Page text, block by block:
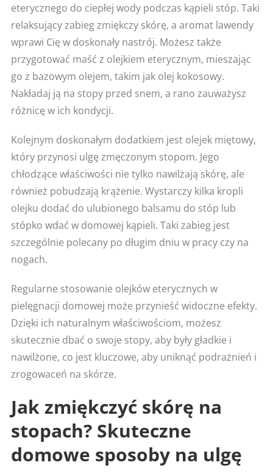
eterycznego do ciepłej wody podczas kąpieli stóp. Taki
relaksujący zabieg zmiękczy skórę, a aromat lawendy
wprawi Cię w doskonały nastrój. Możesz także
przygotować maść z olejkiem eterycznym, mieszając
go z bazowym olejem, takim jak olej kokosowy.
Nakładaj ją na stopy przed snem, a rano zauważysz
różnicę w ich kondycji.
Kolejnym doskonałym dodatkiem jest olejek miętowy,
który przynosi ulgę zmęczonym stopom. Jego
chłodzące właściwości nie tylko nawilżają skórę, ale
również pobudzają krążenie. Wystarczy kilka kropli
olejku dodać do ulubionego balsamu do stóp lub
stópko wdać w domowej kąpieli. Taki zabieg jest
szczególnie polecany po długim dniu w pracy czy na
nogach.
Regularne stosowanie olejków eterycznych w
pielęgnacji domowej może przynieść widoczne efekty.
Dzięki ich naturalnym właściwościom, możesz
skutecznie dbać o swoje stopy, aby były gładkie i
nawilżone, co jest kluczowe, aby uniknąć podrażnień i
zrogowaceń na skórze.
Jak zmiękczyć skórę na
stopach? Skuteczne
domowe sposoby na ulgę